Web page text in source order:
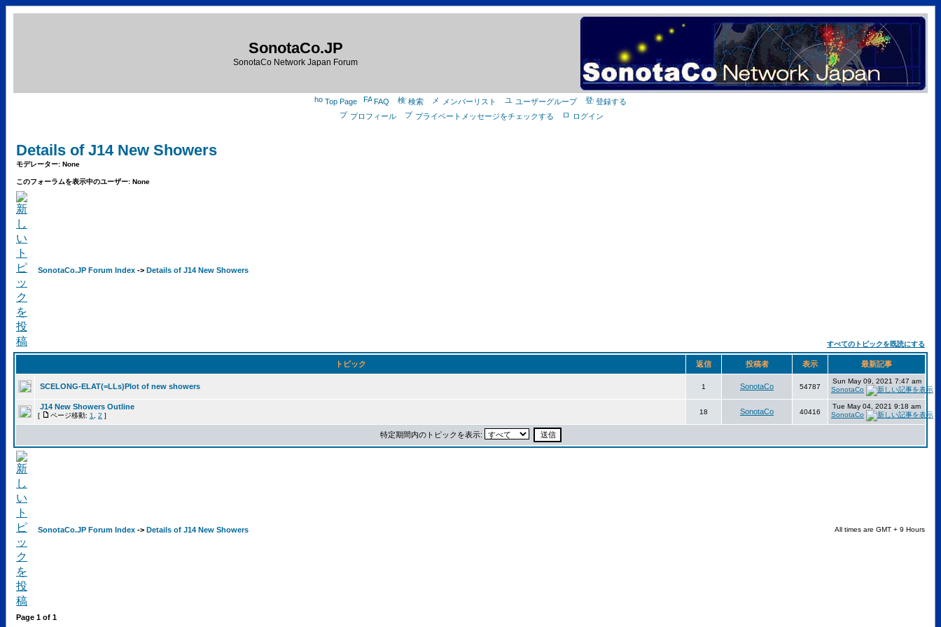
SonotaCo.JP
SonotaCo Network Japan Forum
Top Page FAQ 検索 メンバーリスト ユーザーグループ
登録する
プロフィール
プライベートメッセージをチェックする ログイン
Details of J14 New Showers
モデレーター: None
このフォーラムを表示中のユーザー: None
SonotaCo.JP Forum Index -> Details of J14 New Showers
すべてのトピックを既読にする
トピック 返信 投稿者 表示 最新記事
SCELONG-ELAT(=LLs)Plot of new showers 1 SonotaCo 54787
Sun May 09, 2021 7:47 am
SonotaCo
J14 New Showers Outline
[ ページ移動: 1 2 ] 18 SonotaCo 40416
Tue May 04, 2021 9:18 am
SonotaCo
特定期間内のトピックを表示:
SonotaCo.JP Forum Index -> Details of J14 New Showers All times are GMT + 9 Hours
Page 1 of 1